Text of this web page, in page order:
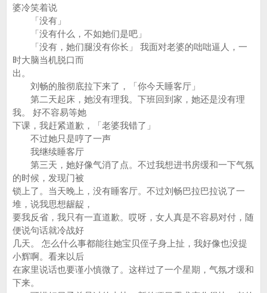
婆冷笑着说
「没有」
「没有什么，不如她们是吧」
「没有，她们腿没有你长」 我面对老婆的咄咄逼人，一
时大脑当机脱口而
出。
刘畅的脸彻底拉下来了，「你今天睡客厅」
第二天起床，她没有理我。下班回到家，她还是没有理
我。 好不容易等她
下课，我赶紧道歉，「老婆我错了」
不过她只是哼了一声
我继续睡客厅
第三天，她好像气消了点。不过我想进书房缓和一下气氛
的时候，发现门被
锁上了。当天晚上，没有睡客厅。不过刘畅巴拉巴拉说了一
堆，说我思想龌龊，
要我反省，我只有一直道歉。哎呀，女人真是不容易对付，随
便说句话就冷战好
几天。 怎么什么事都能往她宝贝侄子身上扯，我好像也没提
小辉啊。看来以后
在家里说话也要谨小慎微了。这样过了一个星期，气氛才缓和
下来。